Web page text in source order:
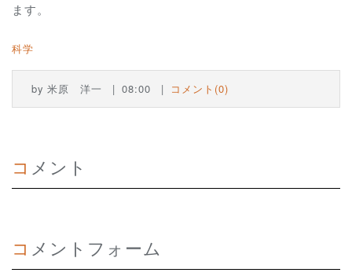
ます。
科学
by 米原 洋一 08:00 コメント(0)
コメント
コメントフォーム